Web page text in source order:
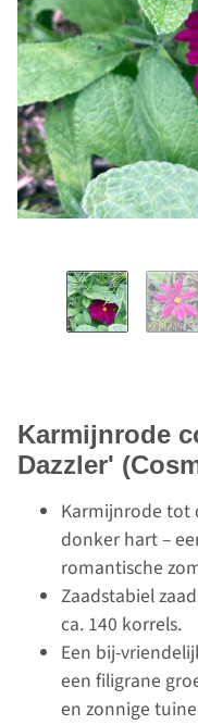
Karmijnrode
Dazzler'
Karmijnrode tot
donker hart –
romantische
Zaadstabiel
ca. 140 korrels.
Een bij-
een filigrane
en zonnige